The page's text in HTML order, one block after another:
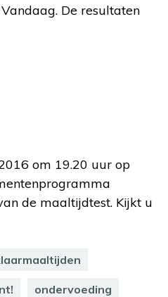
De resultaten
om 19.20 uur op
de maaltijdtest. Kijkt u
ondervoeding